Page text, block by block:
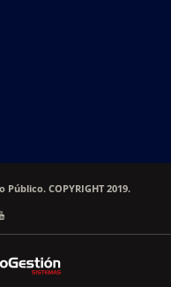
COPYRIGHT 2019.